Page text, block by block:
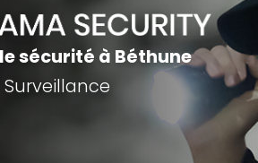
sécurité à Béthune
Surveillance